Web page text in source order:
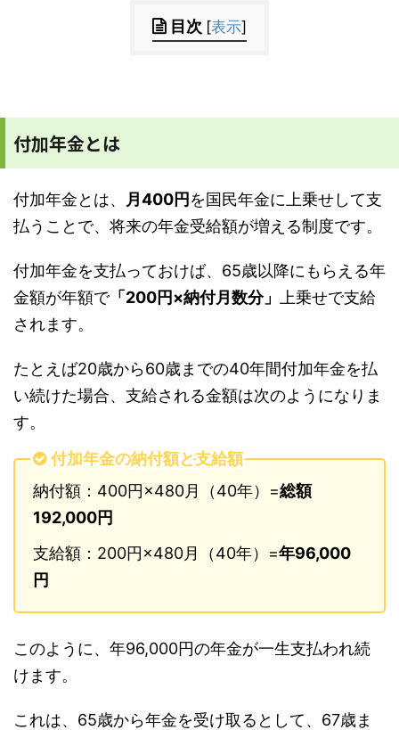
目次 [表示]
付加年金とは
付加年金とは、 月400円を国民年金に上乗せして支
払うことで、将来の年金受給額が増える制度です。
付加年金を支払っておけば、65歳以降にもらえる年
金額が年額で「200円×納付月数分」
上乗せで支給
されます。
たとえば20歳から60歳までの40年間付加年金を払
い続けた場合、支給される金額は次のようになりま
す。
付加年金の納付額と支給額
納付額：400円×480月（40年）=総額
192,000円
支給額：200円×480月（40年）=年96,000
円
このように、年96,000円の年金が一生支払われ続
けます。
これは、65歳から年金を受け取るとして、67歳ま